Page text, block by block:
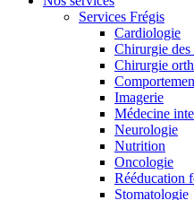
Services Frégis
Cardiologie
Chirurgie des
Chirurgie
Imagerie
Médecine
Neurologie
Nutrition
Oncologie
Rééducation
Stomatologie